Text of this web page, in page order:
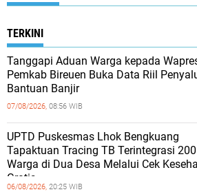
TERKINI
Tanggapi Aduan Warga kepada
Pemkab Bireuen Buka Data Riil
Bantuan Banjir
07/08/2026, 08:56 WIB
UPTD Puskesmas Lhok Bengkuang
Tapaktuan ‎Tracing TB Terintegrasi 200
Warga di Dua Desa Melalui Cek
Gratis
06/08/2026, 20:25 WIB